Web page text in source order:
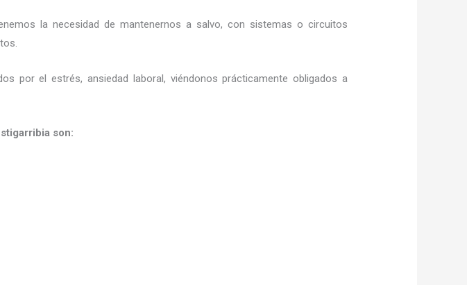
la necesidad de mantenernos a salvo, con sistemas o circuitos
por el estrés, ansiedad laboral, viéndonos prácticamente obligados a
son: